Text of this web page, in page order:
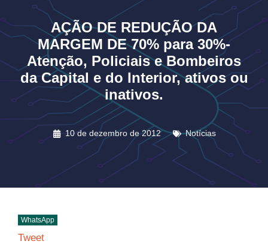
AÇÃO DE REDUÇÃO DA
MARGEM DE 70% para 30%-
Atenção, Policiais e Bombeiros
da Capital e do Interior, ativos ou
inativos.
10 de dezembro de 2012 Notícias
WhatsApp
Tweet